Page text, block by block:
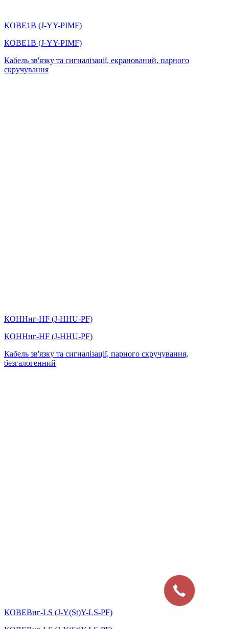
КОВЕ1В (J-YY-PIMF)
КОВЕ1В (J-YY-PIMF)
Кабель зв'язку та сигналізації, екранований, парного
скручування
КОННнг-HF (J-HHU-PF)
КОННнг-HF (J-HHU-PF)
Кабель зв'язку та сигналізації, парного скручування,
безгалогенний
КОВЕВнг-LS (J-Y(St)Y-LS-PF)